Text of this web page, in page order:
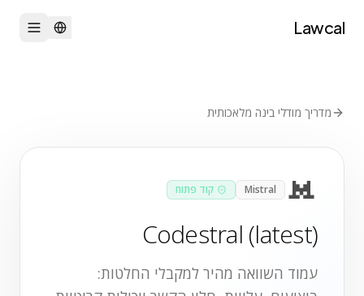
Lawcal
מדריך מודלי בינה מלאכותית
Mistral קוד פתוח
Codestral (latest)
עמוד השוואה מהיר למקבלי החלטות: